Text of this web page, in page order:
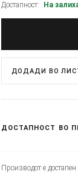
Достапност: На
ДОДАДИ ВО
ДОСТАПНОСТ ВО
Производот е достапен